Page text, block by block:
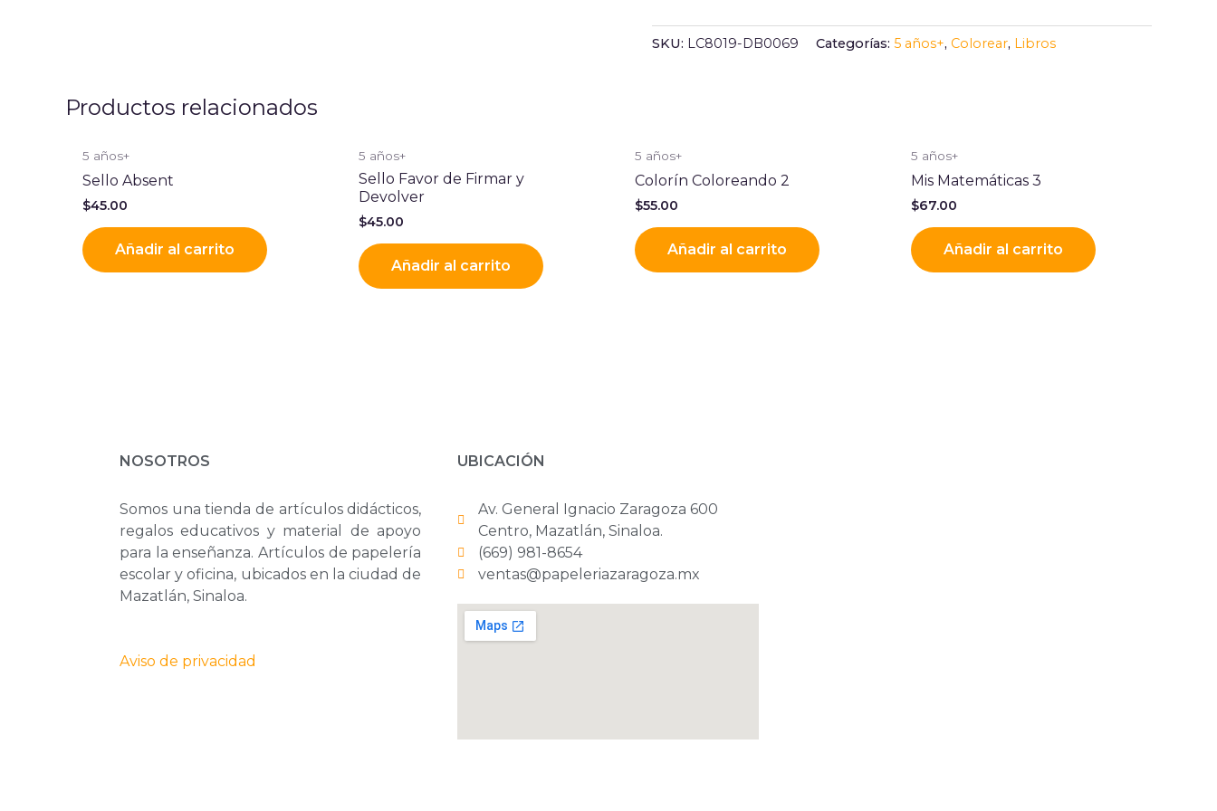
SKU: LC8019-DB0069 Categorías: 5 años+, Colorear, Libros
Productos relacionados
5 años+
Sello Absent
$45.00
Añadir al carrito
5 años+
Sello Favor de Firmar y
Devolver
$45.00
Añadir al carrito
5 años+
Colorín Coloreando 2
$55.00
Añadir al carrito
5 años+
Mis Matemáticas 3
$67.00
Añadir al carrito
NOSOTROS
Somos una tienda de artículos didácticos,
regalos educativos y material de apoyo
para la enseñanza. Artículos de papelería
escolar y oficina, ubicados en la ciudad de
Mazatlán, Sinaloa.
Aviso de privacidad
UBICACIÓN
Av. General Ignacio Zaragoza 600
Centro, Mazatlán, Sinaloa.
(669) 981-8654
ventas@papeleriazaragoza.mx